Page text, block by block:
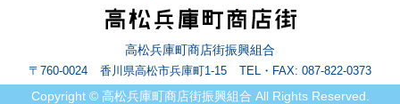
高松兵庫町商店街振興組合
〒760-0024 香川県高松市兵庫町1-15 TEL・FAX: 087-822-0373
Copyright © 高松兵庫町商店街振興組合 All Rights Reserved.